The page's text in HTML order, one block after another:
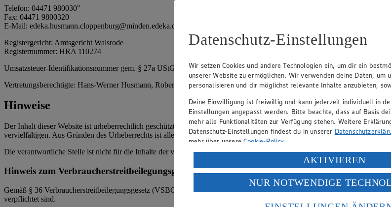
Telefon: 04471 980030"
Fax: 04471 9800320
E-Mail: edeka.husmann.cloppenburg@minden.edeka.de
Registergericht: Amtsgericht Walsrode
Registernummer: HRA 110274
Umsatzsteuer-Identifikationsnummer gem. § 27a UStG: DE 116641106
Vertretungsberechtigte: Hans-Werner Husmann, Robert Husmann, Florian Husmann
Hinweise
Der Inhalt dieser Website ist urheberrechtlich geschützt. Der Herausgeber gewährt Ihnen jedoch das Recht, den auf dieser
vervielfältigen. Aus Gründen des Urheberrechts ist allerdings die Speicherung und Vervielfältigung von Bildmaterial oder
Die verantwortliche Stelle ist nicht für die Inhalte der versendeten Angebotsinformationen verantwortlich. Firma und
Hinweis zum Verbraucherstreitbeilegungsgesetz
Gemäß § 36 Verbraucherstreitbeilegungsgesetz (VSBG) weisen wir darauf hin, dass wir nicht an einem
verpflichtet sind.
Datenschutz-Einstellungen
Wir setzen Cookies und andere Technologien ein, um dir ein
unserer Website zu ermöglichen. Wir verwenden deine Daten, um
personalisieren und dir möglichst relevante Inhalte anzubieten,
Deine Einwilligung ist freiwillig und kann jederzeit individuell in
Einstellungen angepasst werden. Bitte beachte, dass auf Basis
mehr alle Funktionalitäten zur Verfügung stehen. Weitere
Datenschutz-Einstellungen findest du in unserer
mehr über unsereCookie-Policy.
Verarbeitung deiner personenbezogenen Daten in den USA durch
Wenn du auf „Aktivieren“ klickst, willigst du im Sinne des Art. 49
ein, dass deine Daten in den USA verarbeitet werden. Der EuGH
einem nach europäischen Standards nicht angemessenen
Risiko eines Zugriffs durch US-amerikanische Behörden.
AKTIVIEREN
NUR NOTWENDIGE